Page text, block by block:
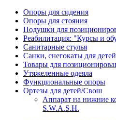
Опоры для сидения
Опоры для стояния
Подушки для
Реабилитация: "Курсы и
Санитарные стулья
Санки, снегокаты для
Товары для
Утяжеленные одеяла
Функциональные опоры
Ортезы для детей/Свош
Аппарат на нижние
S.W.A.S.H.